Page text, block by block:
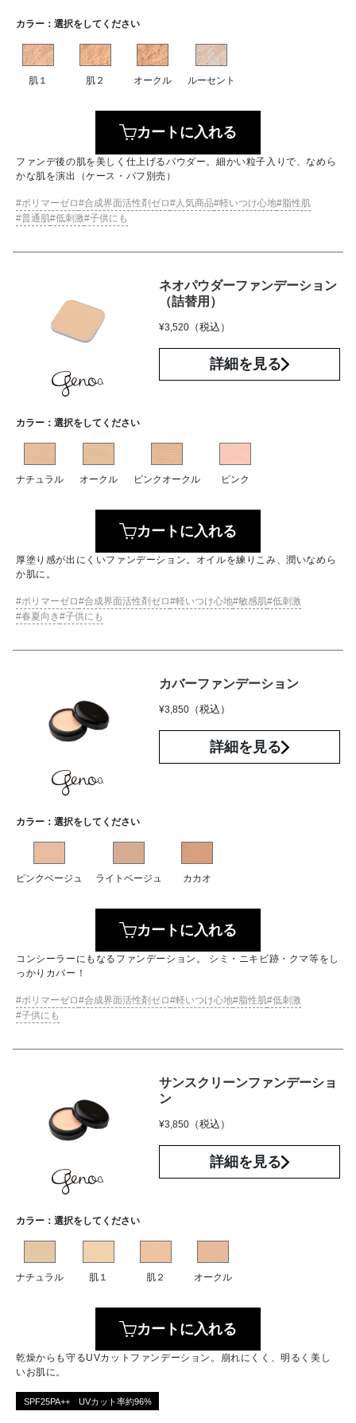
カラー： 選択をしてください
肌１ 肌２ オークル ルーセント
カートに入れる
ファンデ後の肌を美しく仕上げるパウダー。細かい粒子入りで、なめら
かな肌を演出（ケース・パフ別売）
ポリマーゼロ 合成界面活性剤ゼロ 人気商品 軽いつけ心地 脂性肌
普通肌 低刺激 子供にも
ネオパウダーファンデーション
（詰替用）
¥3,520 （税込）
詳細を見る
カラー： 選択をしてください
ナチュラル オークル ピンクオークル ピンク
カートに入れる
厚塗り感が出にくいファンデーション。オイルを練りこみ、潤いなめら
か肌に。
ポリマーゼロ 合成界面活性剤ゼロ 軽いつけ心地 敏感肌 低刺激
春夏向き
子供にも
カバーファンデーション
¥3,850 （税込）
詳細を見る
カラー： 選択をしてください
ピンクベージュ ライトベージュ カカオ
カートに入れる
コンシーラーにもなるファンデーション。 シミ・ニキビ跡・クマ等をし
っかりカバー！
ポリマーゼロ 合成界面活性剤ゼロ 軽いつけ心地 脂性肌 低刺激
子供にも
サンスクリーンファンデーショ
ン
¥3,850 （税込）
詳細を見る
カラー： 選択をしてください
ナチュラル 肌１ 肌２ オークル
カートに入れる
乾燥からも守るUVカットファンデーション。崩れにくく、明るく美し
いお肌に。
SPF25PA++ UVカット率約96%